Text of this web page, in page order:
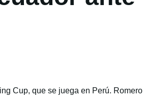
Cup, que se juega en Perú. Romero